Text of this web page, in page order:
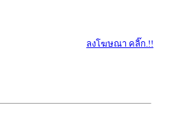
ลงโฆษณา คลิ๊ก.!!